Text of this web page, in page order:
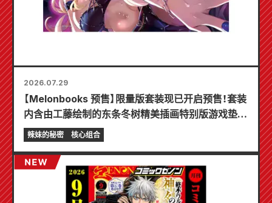
2026.07.29
【Melonbooks 预售】限量版套装现已开启预售！套装
内含由工藤绘制的东条冬树精美插画特别版游戏垫！
《辣妹新娘的秘密》最新第6卷将于10月20日发售！
辣妹的秘密 核心组合